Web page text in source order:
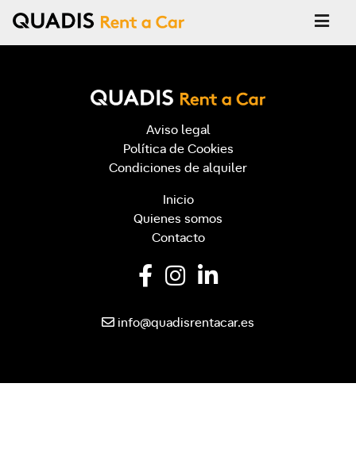
Aviso legal
Política de Cookies
Condiciones de alquiler
Inicio
Quienes somos
Contacto
info@quadisrentacar.es